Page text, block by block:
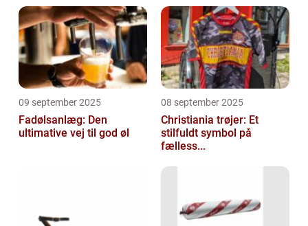
09 september 2025
Fadølsanlæg: Den
ultimative vej til god øl
08 september 2025
Christiania trøjer: Et
stilfuldt symbol på
fælless...